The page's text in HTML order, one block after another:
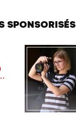
SPONSORISÉS